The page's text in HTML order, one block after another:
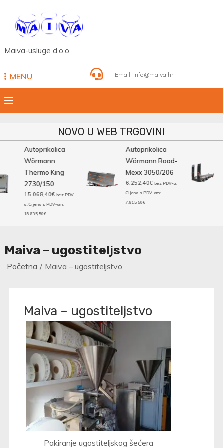
content
Maiva-usluge d.o.o.
MENU Email: info@maiva.hr
NOVO U WEB TRGOVINI
Autoprikolica
Wörmann
Thermo King
2730/150
15.068,40€ bez PDV-
a. Cijena s PDV-om:
18.835,50€
Autoprikolica
Wörmann Road-
Mexx 3050/206
6.252,40€ bez PDV-a.
Cijena s PDV-om:
7.815,50€
Maiva – ugostiteljstvo
Početna Maiva – ugostiteljstvo
Maiva – ugostiteljstvo
Pakiranje ugostiteljskog šećera